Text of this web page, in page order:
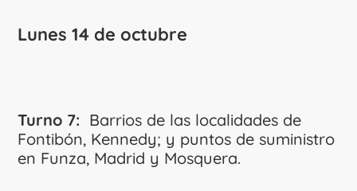
Lunes 14 de octubre
Turno 7: Barrios de las localidades de
Fontibón, Kennedy; y puntos de suministro
en Funza, Madrid y Mosquera.